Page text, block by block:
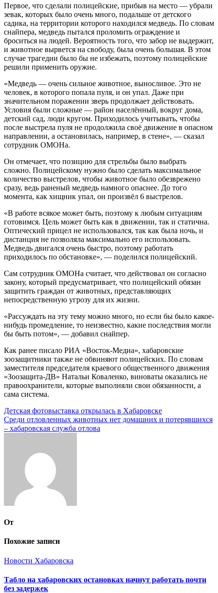
Первое, что сделали полицейские, прибыв на место — убрали
зевак, которых было очень много, подальше от детского
садика, на территории которого находился медведь. По словам
снайпера, медведь пытался проломить ограждение и
броситься на людей. Вероятность того, что забор не выдержит,
и животное вырвется на свободу, была очень большая. В этом
случае трагедии было бы не избежать, поэтому полицейские
решили применить оружие.
«Медведь — очень сильное животное, выносливое. Это не
человек, в которого попала пуля, и он упал. Даже при
значительном поражении зверь продолжает действовать.
Условия были сложные — район населённый, вокруг дома,
детский сад, люди кругом. Приходилось учитывать, чтобы
после выстрела пуля не продолжила своё движение в опасном
направлении, а остановилась, например, в стене», — сказал
сотрудник ОМОНа.
Он отмечает, что позицию для стрельбы было выбрать
сложно. Полицейскому нужно было сделать максимальное
количество выстрелов, чтобы животное было обезврежено
сразу, ведь раненый медведь намного опаснее. До того
момента, как хищник упал, он произвёл 6 выстрелов.
«В работе всякое может быть, поэтому к любым ситуациям
готовимся. Цель может быть как в движении, так и статична.
Оптический прицел не использовался, так как была ночь, и
дистанция не позволяла максимально его использовать.
Медведь двигался очень быстро, поэтому работать
приходилось по обстановке», — поделился полицейский.
Сам сотрудник ОМОНа считает, что действовал он согласно
закону, который предусматривает, что полицейский обязан
защитить граждан от животных, представляющих
непосредственную угрозу для их жизни.
«Рассуждать на эту тему можно много, но если бы было какое-
нибудь промедление, то неизвестно, какие последствия могли
бы быть потом», — добавил снайпер.
Как ранее писало РИА «Восток-Медиа», хабаровские
зоозащитники также не обвиняют полицейских. По словам
заместителя председателя краевого общественного движения
«Зоозащита-ДВ» Натальи Коваленко, виноваты оказались не
правоохранители, которые выполняли свои обязанности, а
сама система.
Навигация
по
Детская фотовыставка открылась в Хабаровске
Среди отловленных животных нет домашних и потерявшихся
– хабаровская служба отлова
От
Похожие записи
Новости Хабаровска
Табло на хабаровских остановках начнут работать почти
без задержек